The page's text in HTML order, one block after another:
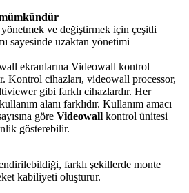
ve değiştirmek için çeşitli
sayesinde uzaktan yönetimi
ekranlarına Videowall kontrol
Kontrol cihazları, videowall processor,
gibi farklı cihazlardır. Her
alanı farklıdır. Kullanım amacı
göre Videowall kontrol ünitesi
gösterebilir.
farklı şekillerde monte
kabiliyeti oluşturur.